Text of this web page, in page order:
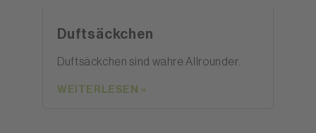
Duftsäckchen
Duftsäckchen sind wahre Allrounder.
WEITERLESEN »